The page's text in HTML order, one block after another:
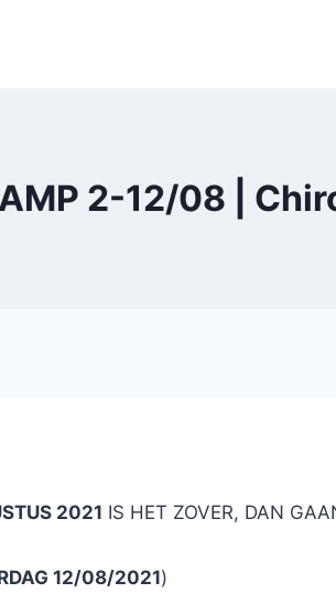
2-12/08 |
2021 IS HET ZOVER, DAN
12/08/2021)